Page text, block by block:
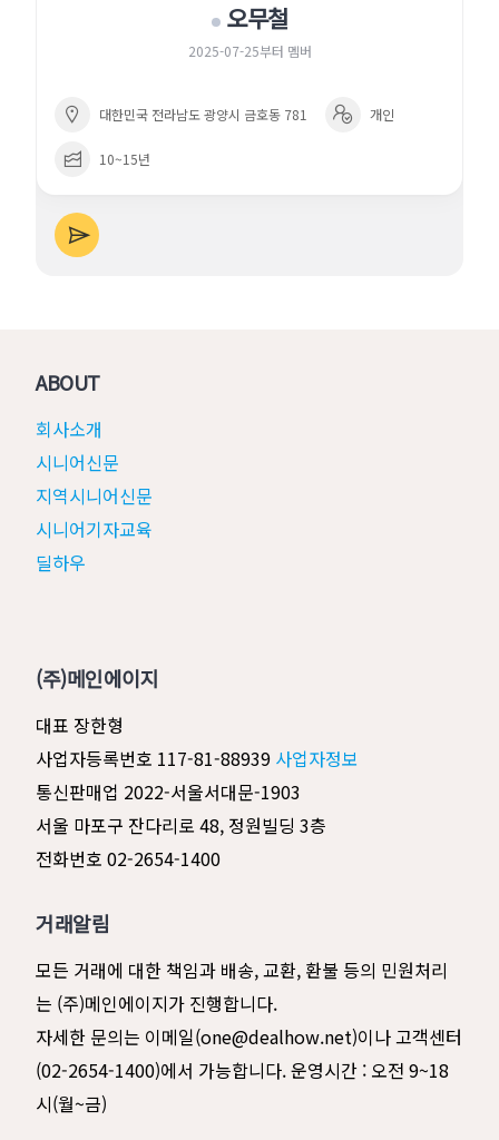
오무철
2025-07-25부터 멤버
대한민국 전라남도 광양시 금호동 781 개인
10~15년
ABOUT
회사소개
시니어신문
지역시니어신문
시니어기자교육
딜하우
(주)메인에이지
대표 장한형
사업자등록번호 117-81-88939 사업자정보
통신판매업 2022-서울서대문-1903
서울 마포구 잔다리로 48, 정원빌딩 3층
전화번호 02-2654-1400
거래알림
모든 거래에 대한 책임과 배송, 교환, 환불 등의 민원처리
는 (주)메인에이지가 진행합니다.
자세한 문의는 이메일(one@dealhow.net)이나 고객센터
(02-2654-1400)에서 가능합니다. 운영시간 : 오전 9~18
시(월~금)